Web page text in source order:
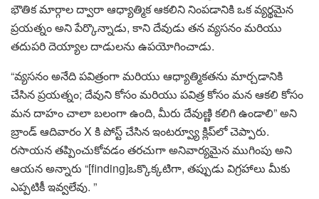
భౌతిక మార్గాల ద్వారా ఆధ్యాత్మిక ఆకలిని నింపడానికి ఒక వ్యర్థమైన
ప్రయత్నం అని పేర్కొన్నాడు, కాని దేవుడు తన వ్యసనం మరియు
తదుపరి దెయ్యాల దాడులను ఉపయోగించాడు.
“వ్యసనం అనేది పవిత్రంగా మరియు ఆధ్యాత్మికతను మార్చడానికి
చేసిన ప్రయత్నం; దేవుని కోసం మరియు పవిత్ర కోసం మన ఆకలి కోసం
మన దాహం చాలా బలంగా ఉంది, మీరు దేవుణ్ణి కలిగి ఉండాలి” అని
బ్రాండ్ ఆదివారం X కి పోస్ట్ చేసిన ఇంటర్వ్యూ క్లిప్‌లో చెప్పారు.
రసాయన తప్పించుకోవడం తరచుగా అనివార్యమైన ముగింపు అని
ఆయన అన్నారు “[finding]ఒక్కొక్కటిగా, తప్పుడు విగ్రహాలు మీకు
ఎప్పటికీ ఇవ్వలేవు. ”